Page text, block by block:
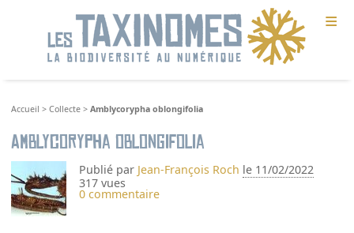
≡
Accueil >Collecte >Amblycorypha oblongifolia
Amblycorypha oblongifolia
Publié par Jean-François Roch le 11/02/2022
317 vues
0 commentaire